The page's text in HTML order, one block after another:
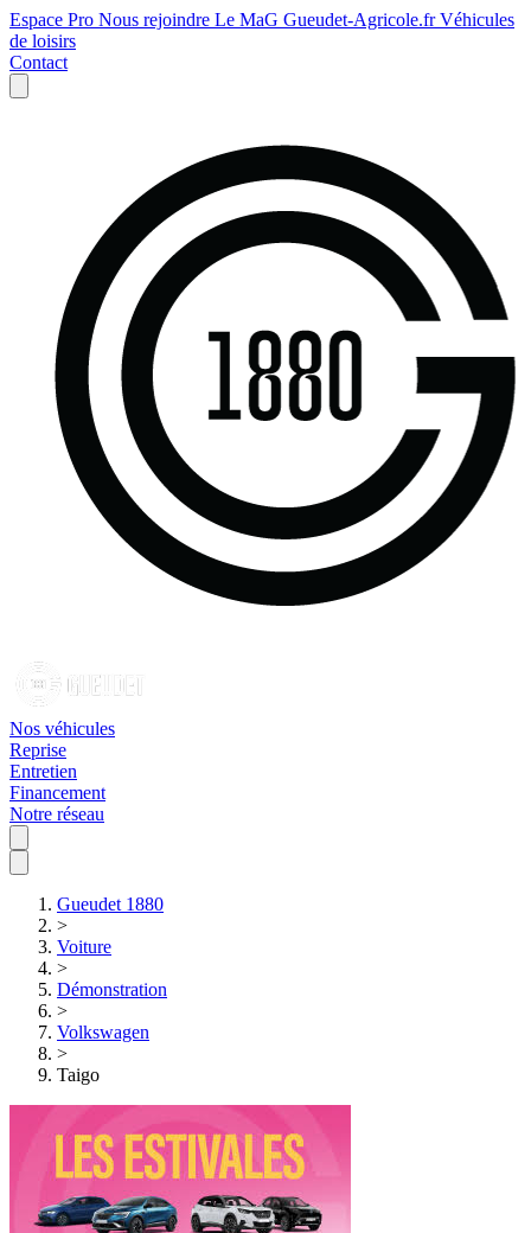
Espace Pro Nous rejoindre Le MaG Gueudet-Agricole.frVéhicules
de loisirs
Contact
Nos véhicules
Reprise
Entretien
Financement
Notre réseau
Gueudet 1880
>
Voiture
>
Démonstration
>
Volkswagen
>
Taigo